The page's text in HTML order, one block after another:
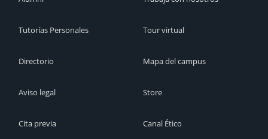
Tutorías Personales
Directorio
Aviso legal
Cita previa
Tour virtual
Mapa del campus
Store
Canal Ético